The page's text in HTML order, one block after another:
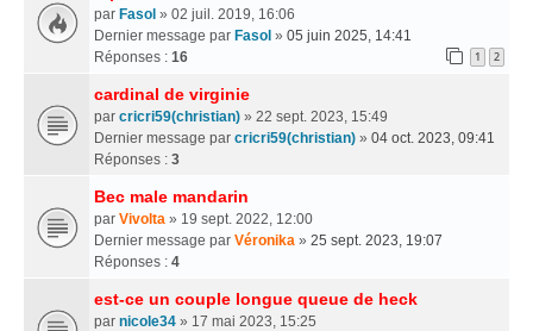
par Fasol » 02 juil. 2019, 16:06
Dernier message par Fasol » 05 juin 2025, 14:41
Réponses : 16 1 2
cardinal de virginie
par cricri59(christian) » 22 sept. 2023, 15:49
Dernier message par cricri59(christian) » 04 oct. 2023, 09:41
Réponses : 3
Bec male mandarin
par Vivolta » 19 sept. 2022, 12:00
Dernier message par Véronika » 25 sept. 2023, 19:07
Réponses : 4
est-ce un couple longue queue de heck
par nicole34 » 17 mai 2023, 15:25